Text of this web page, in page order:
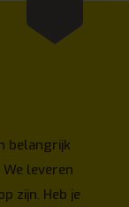
belangrijk
leveren
zijn. Heb je